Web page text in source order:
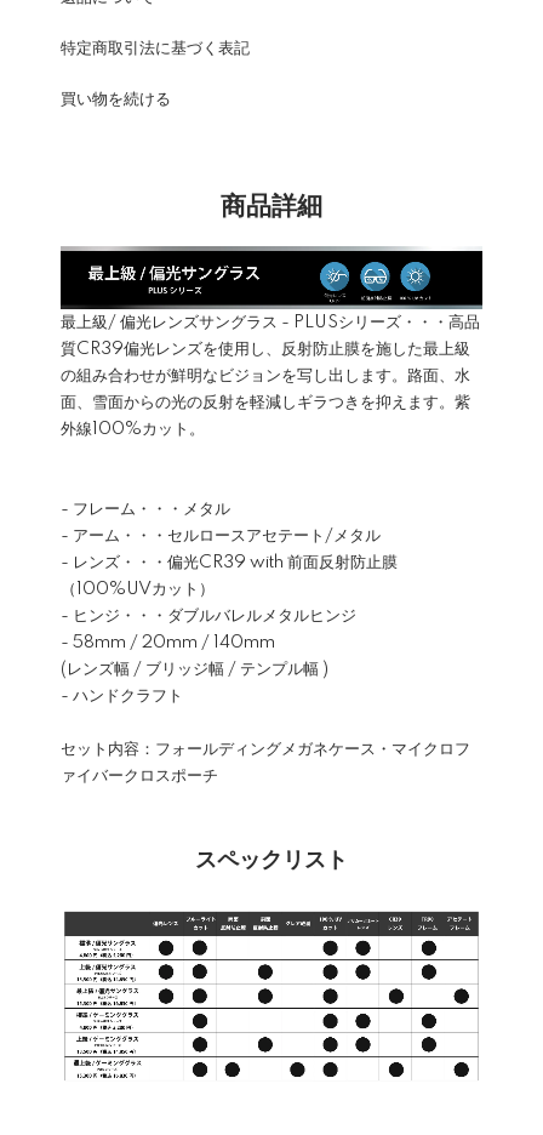
特定商取引法に基づく表記
買い物を続ける
商品詳細
最上級/ 偏光レンズサングラス - PLUSシリーズ・・・高品
質CR39偏光レンズを使用し、反射防止膜を施した最上級
の組み合わせが鮮明なビジョンを写し出します。路面、水
面、雪面からの光の反射を軽減しギラつきを抑えます。紫
外線100%カット。
- フレーム・・・メタル
- アーム・・・セルロースアセテート/メタル
- レンズ・・・偏光CR39 with 前面反射防止膜
（100%UVカット）
- ヒンジ・・・ダブルバレルメタルヒンジ
- 58mm / 20mm / 140mm
(レンズ幅 / ブリッジ幅 / テンプル幅 )
- ハンドクラフト
セット内容：フォールディングメガネケース・マイクロフ
ァイバークロスポーチ
スペックリスト